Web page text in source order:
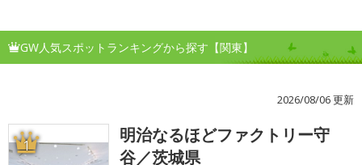
GW人気スポットランキングから探す【関東】
2026/08/06 更新
1
明治なるほどファクトリー守
谷／茨城県